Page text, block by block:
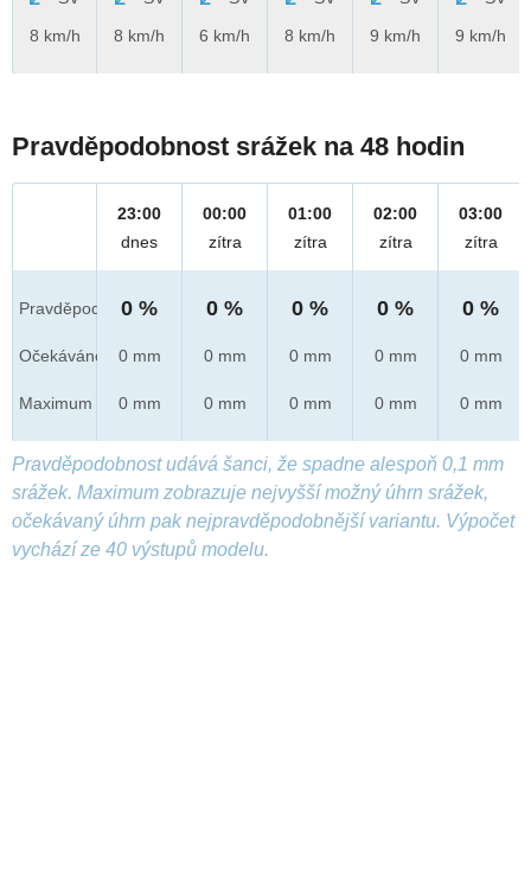
8 km/h
8 km/h
6 km/h
8 km/h
9 km/h
9 km/h
Pravděpodobnost srážek na 48 hodin
Pravděpod.
Očekáváno
Maximum
23:00
dnes
0 %
0 mm
0 mm
00:00
zítra
0 %
0 mm
0 mm
01:00
zítra
0 %
0 mm
0 mm
02:00
zítra
0 %
0 mm
0 mm
03:00
zítra
0 %
0 mm
0 mm
Pravděpodobnost udává šanci, že spadne alespoň 0,1 mm
srážek. Maximum zobrazuje nejvyšší možný úhrn srážek,
očekávaný úhrn pak nejpravděpodobnější variantu. Výpočet
vychází ze 40 výstupů modelu.